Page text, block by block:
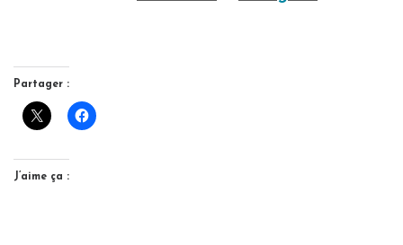
Partager :
J’aime ça :